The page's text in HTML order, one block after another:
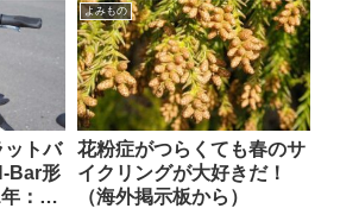
か
ください（海外掲示板か
ら）
ットバ
Bar形
：両
よみもの
花粉症がつらくても春のサ
イクリングが大好きだ！
（海外掲示板から）